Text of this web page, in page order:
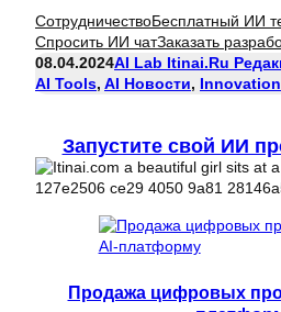
СотрудничествоБесплатный ИИ
Спросить ИИ чатЗаказать
08.04.2024AI Lab Itinai.ru
AI Tools, AI Новости, Innovation
Запустите свой ИИ
Продажа цифровых